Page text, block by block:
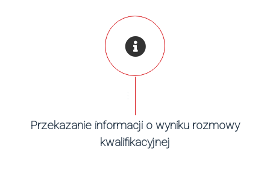
Przekazanie informacji o wyniku rozmowy
kwalifikacyjnej